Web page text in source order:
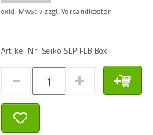
exkl. MwSt. / zzgl. Versandkosten
Artikel-Nr: Seiko SLP-FLB Box